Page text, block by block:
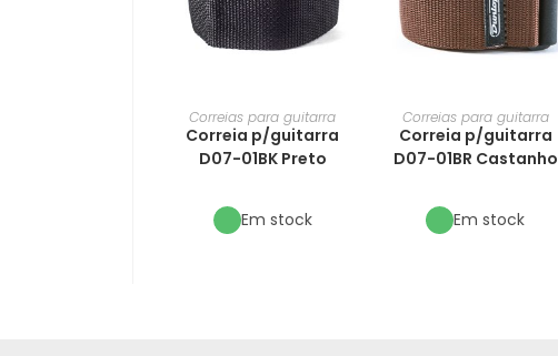
Correias para guitarra
Correia p/guitarra
D07-01BK Preto
Em stock
Correias para guitarra
Correia p/guitarra
D07-01BR Castanho
Em stock